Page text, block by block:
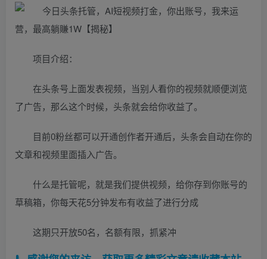
项目介绍：
在头条号上面发表视频，当别人看你的视频就顺便浏览
了广告，那么这个时候，头条就会给你收益了。
目前0粉丝都可以开通创作者开通后，头条会自动在你的
文章和视频里面插入广告。
什么是托管呢，就是我们提供视频，给你存到你账号的
草稿箱，你每天花5分钟发布有收益了进行分成
这期只开放50名，名额有限，抓紧冲